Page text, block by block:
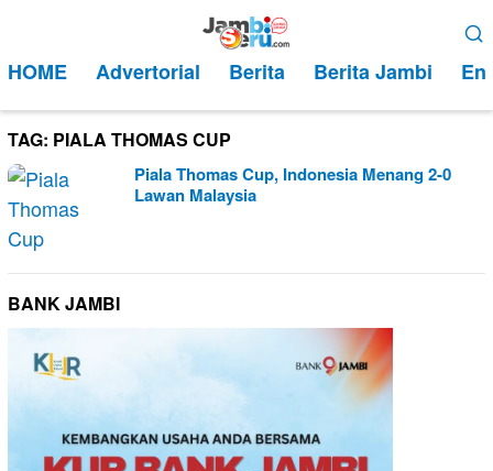
kontenMobile
HOME Advertorial Berita Berita Jambi
TAG: PIALA THOMAS CUP
Piala Thomas Cup, Indonesia Menang 2-0
Lawan Malaysia
BANK JAMBI